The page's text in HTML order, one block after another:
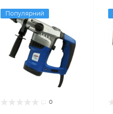
Популярний
0